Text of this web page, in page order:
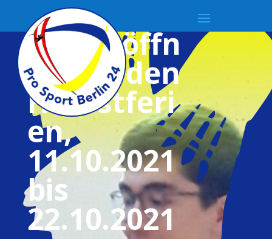
Hallenöffn
ung in den
Herbstferi
en,
11.10.2021
bis
22.10.2021